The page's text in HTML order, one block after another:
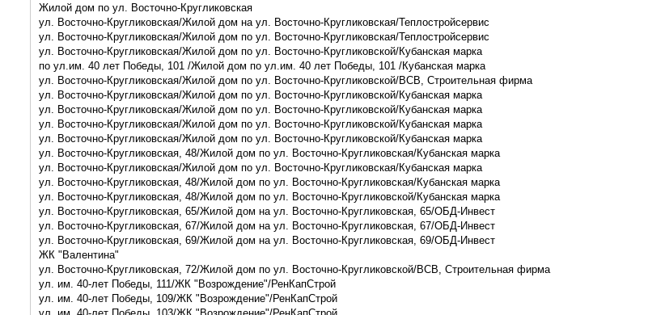
Жилой дом по ул. Восточно-Кругликовская
ул. Восточно-Кругликовская/Жилой дом на ул. Восточно-Кругликовская/Теплостройсервис
ул. Восточно-Кругликовская/Жилой дом по ул. Восточно-Кругликовская/Теплостройсервис
ул. Восточно-Кругликовская/Жилой дом по ул. Восточно-Кругликовской/Кубанская марка
по ул.им. 40 лет Победы, 101 /Жилой дом по ул.им. 40 лет Победы, 101 /Кубанская марка
ул. Восточно-Кругликовская/Жилой дом по ул. Восточно-Кругликовской/ВСВ, Строительная фирма
ул. Восточно-Кругликовская/Жилой дом по ул. Восточно-Кругликовской/Кубанская марка
ул. Восточно-Кругликовская/Жилой дом по ул. Восточно-Кругликовской/Кубанская марка
ул. Восточно-Кругликовская/Жилой дом по ул. Восточно-Кругликовской/Кубанская марка
ул. Восточно-Кругликовская/Жилой дом по ул. Восточно-Кругликовской/Кубанская марка
ул. Восточно-Кругликовская, 48/Жилой дом по ул. Восточно-Кругликовская/Кубанская марка
ул. Восточно-Кругликовская/Жилой дом по ул. Восточно-Кругликовская/Кубанская марка
ул. Восточно-Кругликовская, 48/Жилой дом по ул. Восточно-Кругликовская/Кубанская марка
ул. Восточно-Кругликовская, 48/Жилой дом по ул. Восточно-Кругликовской/Кубанская марка
ул. Восточно-Кругликовская, 65/Жилой дом на ул. Восточно-Кругликовская, 65/ОБД-Инвест
ул. Восточно-Кругликовская, 67/Жилой дом на ул. Восточно-Кругликовская, 67/ОБД-Инвест
ул. Восточно-Кругликовская, 69/Жилой дом на ул. Восточно-Кругликовская, 69/ОБД-Инвест
ЖК "Валентина"
ул. Восточно-Кругликовская, 72/Жилой дом по ул. Восточно-Кругликовской/ВСВ, Строительная фирма
ул. им. 40-лет Победы, 111/ЖК "Возрождение"/РенКапСтрой
ул. им. 40-лет Победы, 109/ЖК "Возрождение"/РенКапСтрой